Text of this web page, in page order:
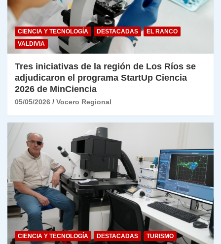
CIENCIA Y TECNOLOGÍA DESTACADAS
EL RANCO
VALDIVIA
Tres iniciativas de la región de Los Ríos se
adjudicaron el programa StartUp Ciencia
2026 de MinCiencia
05/05/2026 Vocero Regional
CIENCIA Y TECNOLOGÍA DESTACADAS TURISMO